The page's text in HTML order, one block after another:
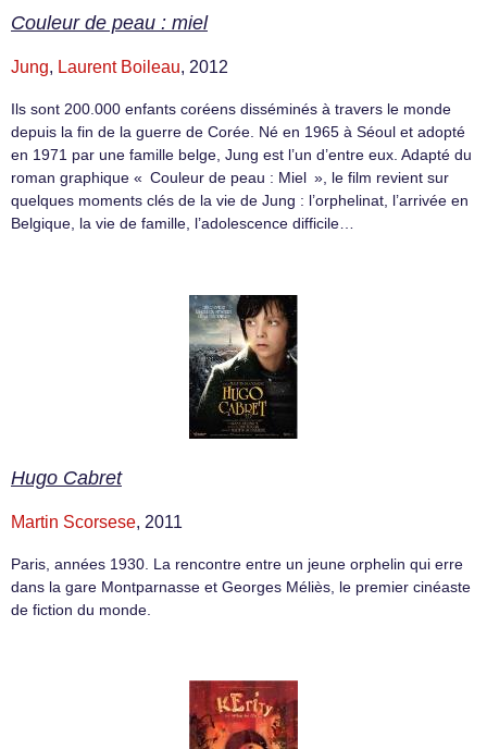
Couleur de peau : miel
Jung, Laurent Boileau, 2012
Ils sont 200.000 enfants coréens disséminés à travers le monde
depuis la fin de la guerre de Corée. Né en 1965 à Séoul et adopté
en 1971 par une famille belge, Jung est l’un d’entre eux. Adapté du
roman graphique « Couleur de peau : Miel », le film revient sur
quelques moments clés de la vie de Jung : l’orphelinat, l’arrivée en
Belgique, la vie de famille, l’adolescence difficile…
Hugo Cabret
Martin Scorsese, 2011
Paris, années 1930. La rencontre entre un jeune orphelin qui erre
dans la gare Montparnasse et Georges Méliès, le premier cinéaste
de fiction du monde.